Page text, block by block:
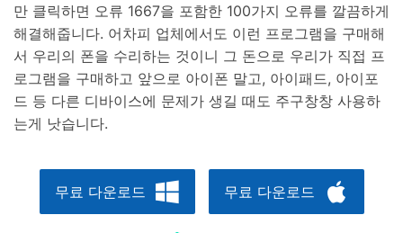
만 클릭하면 오류 1667을 포함한 100가지 오류를 깔끔하게
해결해줍니다. 어차피 업체에서도 이런 프로그램을 구매해
서 우리의 폰을 수리하는 것이니 그 돈으로 우리가 직접 프
로그램을 구매하고 앞으로 아이폰 말고, 아이패드, 아이포
드 등 다른 디바이스에 문제가 생길 때도 주구창창 사용하
는게 낫습니다.
무료 다운로드 무료 다운로드